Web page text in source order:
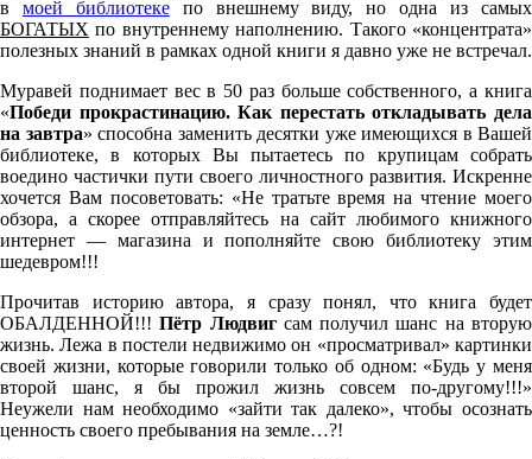
в моей библиотекепо внешнему виду, но одна из самых
БОГАТЫХ по внутреннему наполнению. Такого «концентрата»
полезных знаний в рамках одной книги я давно уже не встречал.
Муравей поднимает вес в 50 раз больше собственного, а книга
«Победи прокрастинацию. Как перестать откладывать дела
на завтра» способна заменить десятки уже имеющихся в Вашей
библиотеке, в которых Вы пытаетесь по крупицам собрать
воедино частички пути своего личностного развития. Искренне
хочется Вам посоветовать: «Не тратьте время на чтение моего
обзора, а скорее отправляйтесь на сайт любимого книжного
интернет — магазина и пополняйте свою библиотеку этим
шедевром!!!
Прочитав историю автора, я сразу понял, что книга будет
ОБАЛДЕННОЙ!!!Пётр Людвигсам получил шанс на вторую
жизнь. Лежа в постели недвижимо он «просматривал» картинки
своей жизни, которые говорили только об одном: «Будь у меня
второй шанс, я бы прожил жизнь совсем по-другому!!!»
Неужели нам необходимо «зайти так далеко», чтобы осознать
ценность своего пребывания на земле…?!